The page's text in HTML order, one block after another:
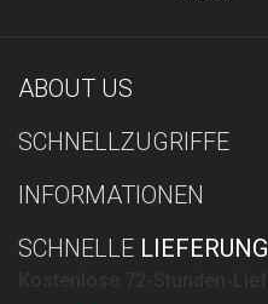
ABOUT US
SCHNELLZUGRIFFE
INFORMATIONEN
SCHNELLE LIEFERUNG